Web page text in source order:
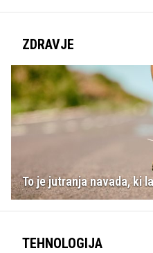
ZDRAVJE
To je jutranja navada, ki
TEHNOLOGIJA